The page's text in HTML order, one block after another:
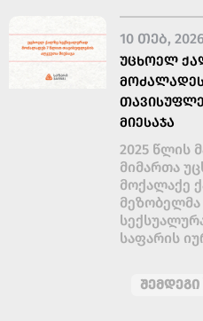
10 ᲗᲔᲑ, 2026
ᲣᲪᲮᲝᲔᲚ
ᲛᲘᲔᲡᲐᲯᲐ
2025 წლის
მიმართა
მოქალაქე
მეზობელმა
საფარის
ᲨᲔᲛᲓᲔᲒᲘ